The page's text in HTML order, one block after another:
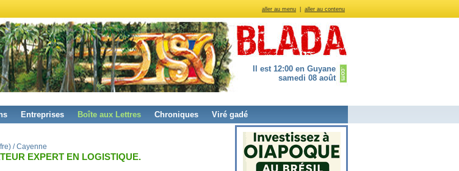
aller au menu aller au contenu
Il est 12:00 en Guyane
samedi 08 août
Entreprises Boîte aux Lettres Chroniques Viré gadé
/ Cayenne
EXPERT EN LOGISTIQUE.